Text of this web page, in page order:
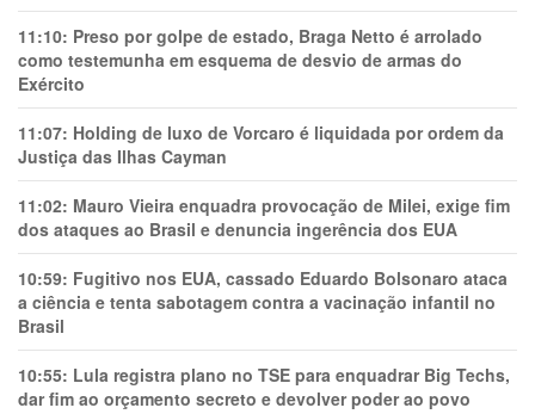
11:10: Preso por golpe de estado, Braga Netto é arrolado
como testemunha em esquema de desvio de armas do
Exército
11:07: Holding de luxo de Vorcaro é liquidada por ordem da
Justiça das Ilhas Cayman
11:02: Mauro Vieira enquadra provocação de Milei, exige fim
dos ataques ao Brasil e denuncia ingerência dos EUA
10:59: Fugitivo nos EUA, cassado Eduardo Bolsonaro ataca
a ciência e tenta sabotagem contra a vacinação infantil no
Brasil
10:55: Lula registra plano no TSE para enquadrar Big Techs,
dar fim ao orçamento secreto e devolver poder ao povo